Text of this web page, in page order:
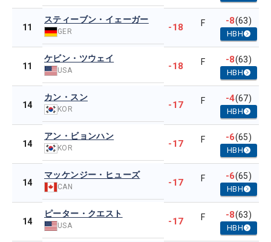
11
スティーブン・イェーガー
GER -18 F -8(63)
HBH
11
ケビン・ツウェイ
USA -18 F -8(63)
HBH
14
カン・スン
KOR -17 F -4(67)
HBH
14
アン・ビョンハン
KOR -17 F -6(65)
HBH
14
マッケンジー・ヒューズ
CAN -17 F -6(65)
HBH
14
ピーター・クエスト
USA -17 F -8(63)
HBH